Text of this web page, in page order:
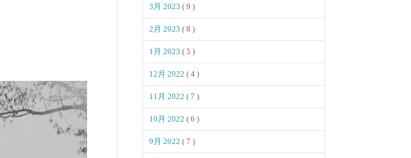
3月 2023 ( 9 )
2月 2023 ( 8 )
1月 2023 ( 5 )
12月 2022 ( 4 )
11月 2022 ( 7 )
10月 2022 ( 6 )
9月 2022 ( 7 )